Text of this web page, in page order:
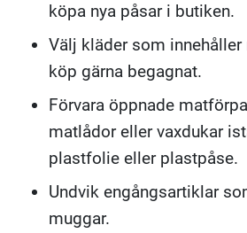
köpa nya påsar i butiken.
Välj kläder som
köp gärna begagnat.
Förvara öppnade
matlådor eller vaxdukar
plastfolie eller plastpåse.
Undvik engångsartiklar
muggar.